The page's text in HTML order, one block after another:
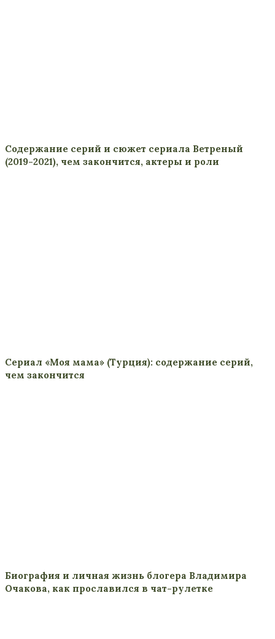
Содержание серий и сюжет сериала Ветреный
(2019-2021), чем закончится, актеры и роли
Сериал «Моя мама» (Турция): содержание серий,
чем закончится
Биография и личная жизнь блогера Владимира
Очакова, как прославился в чат-рулетке